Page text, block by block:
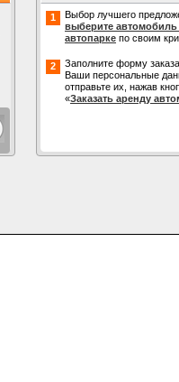
1
Выбор лучшего
выберите
автопарке по своим
2
Заполните форму
Ваши персональные
отправьте их, нажав
«Заказать аренду